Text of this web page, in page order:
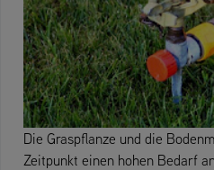
Die Graspflanze und die
Zeitpunkt einen hohen Bedarf